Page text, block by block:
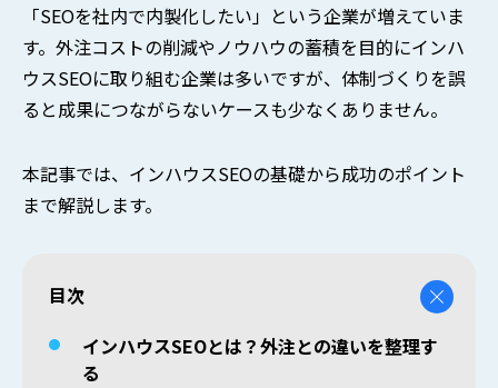
「SEOを社内で内製化したい」という企業が増えていま
す。外注コストの削減やノウハウの蓄積を目的にインハ
ウスSEOに取り組む企業は多いですが、体制づくりを誤
ると成果につながらないケースも少なくありません。
本記事では、インハウスSEOの基礎から成功のポイント
まで解説します。
目次
インハウスSEOとは？外注との違いを整理す
る